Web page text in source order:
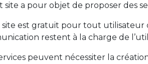
site a pour objet de proposer des
site est gratuit pour tout utilisateur
restent à la charge de
peuvent nécessiter la